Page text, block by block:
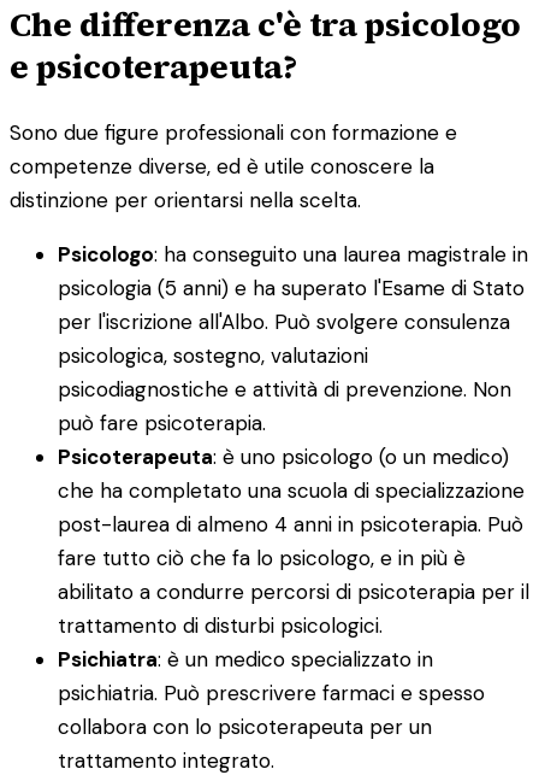
Che differenza c'è tra psicologo
e psicoterapeuta?
Sono due figure professionali con formazione e
competenze diverse, ed è utile conoscere la
distinzione per orientarsi nella scelta.
Psicologo: ha conseguito una laurea magistrale in
psicologia (5 anni) e ha superato l'Esame di Stato
per l'iscrizione all'Albo. Può svolgere consulenza
psicologica, sostegno, valutazioni
psicodiagnostiche e attività di prevenzione. Non
può fare psicoterapia.
Psicoterapeuta: è uno psicologo (o un medico)
che ha completato una scuola di specializzazione
post-laurea di almeno 4 anni in psicoterapia. Può
fare tutto ciò che fa lo psicologo, e in più è
abilitato a condurre percorsi di psicoterapia per il
trattamento di disturbi psicologici.
Psichiatra: è un medico specializzato in
psichiatria. Può prescrivere farmaci e spesso
collabora con lo psicoterapeuta per un
trattamento integrato.